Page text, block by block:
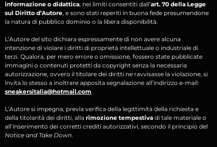
informazione o didattica, nei limiti consentiti dall’art. 70 della Legge
sul Diritto d’Autore, e sono stati reperiti in buona fede presumendone
la natura di pubblico dominio o la libera disponibilità.
L’Autore del sito dichiara espressamente di non avere alcuna
intenzione di violare i diritti di proprietà intellettuale o industriale di
terzi. Qualora, per mero errore o omissione, fossero state pubblicate
immagini o contenuti protetti da copyright senza la necessaria
autorizzazione, ovvero il titolare dei diritti ne ravvisasse la violazione, si
invita lo stesso a inoltrare apposita segnalazione all’indirizzo e-mail:
sneakersitalia@hotmail.com
L’Autore si impegna, previa verifica della legittimità della richiesta e
della titolarità dei diritti, alla rimozione tempestiva di tale materiale o
all’inserimento dei corretti crediti autorizzativi, secondo il principio del
Notice and Take Down.